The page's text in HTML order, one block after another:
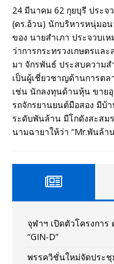
24 มีนาคม 62 กุยบุรี ประ
(ดร.อ้วน) นักบริหารหนุ่มอ
ของ นายสำเภา ประจวบเ
ว่าการกระทรวงเกษตรแล
มา จักรพันธ์ ประสบความส
เป็นผู้เชี่ยวชาญด้านการต
เช่น นักลงทุนด้านหุ้น ขาย
รถจักรยานยนต์มือสอง มีบ้
ระดับพันล้าน มีโกดังสะสม
นามฉายาให้ว่า “Mr.พันล้า
จุฬาฯ เปิดตัวโครงกา
“GIN-D”
พรรควิชั่นใหม่จัดประ